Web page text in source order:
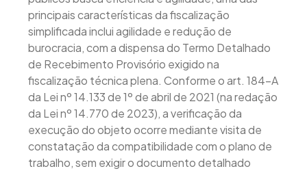
principais características da fiscalização
simplificada inclui agilidade e redução de
burocracia, com a dispensa do Termo Detalhado
de Recebimento Provisório exigido na
fiscalização técnica plena. Conforme o art. 184-A
da Lei nº 14.133 de 1º de abril de 2021 (na redação
da Lei nº 14.770 de 2023), a verificação da
execução do objeto ocorre mediante visita de
constatação da compatibilidade com o plano de
trabalho, sem exigir o documento detalhado